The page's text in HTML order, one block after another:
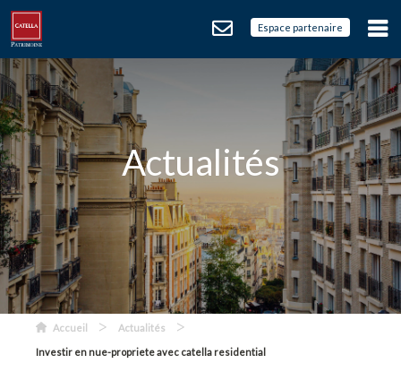
Espace partenaire
Actualités
Accueil > Actualités >
Investir en nue-propriete avec catella residential